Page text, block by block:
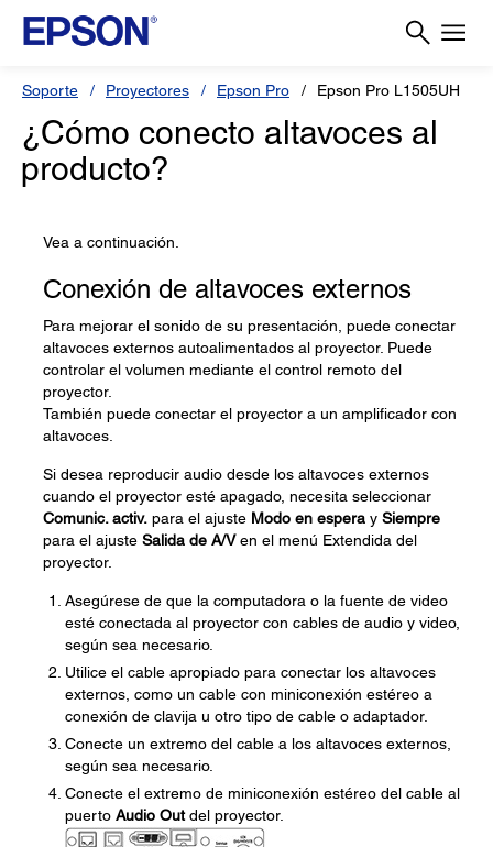
Soporte Proyectores Epson Pro Epson Pro L1505UH
¿Cómo conecto altavoces al
producto?
Vea a continuación.
Conexión de altavoces externos
Para mejorar el sonido de su presentación, puede conectar
altavoces externos autoalimentados al proyector. Puede
controlar el volumen mediante el control remoto del
proyector.
También puede conectar el proyector a un amplificador con
altavoces.
Si desea reproducir audio desde los altavoces externos
cuando el proyector esté apagado, necesita seleccionar
Comunic. activ. para el ajuste Modo en espera y Siempre
para el ajuste Salida de A/Ven el menú Extendida del
proyector.
Asegúrese de que la computadora o la fuente de video
esté conectada al proyector con cables de audio y video,
según sea necesario.
Utilice el cable apropiado para conectar los altavoces
externos, como un cable con miniconexión estéreo a
conexión de clavija u otro tipo de cable o adaptador.
Conecte un extremo del cable a los altavoces externos,
según sea necesario.
Conecte el extremo de miniconexión estéreo del cable al
puerto Audio Outdel proyector.